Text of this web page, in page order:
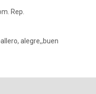
Rep.
alegre,,buen